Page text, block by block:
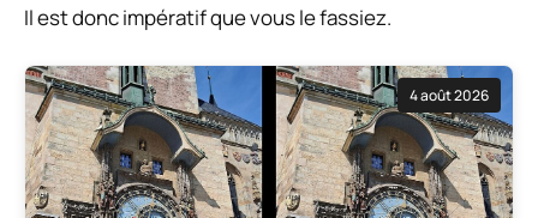
Il est donc impératif que vous le fassiez.
4 août 2026